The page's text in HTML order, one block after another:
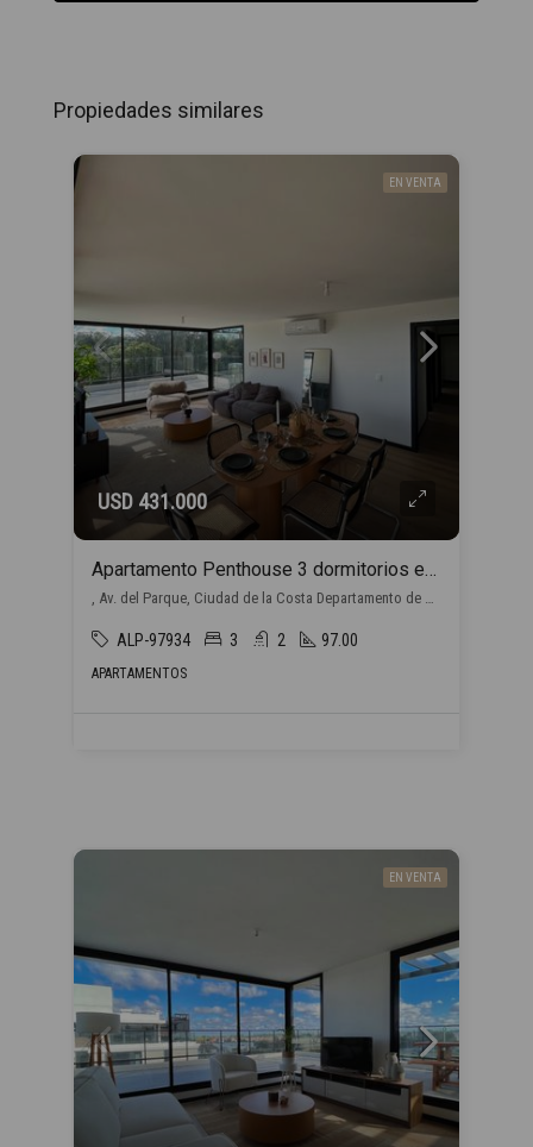
Propiedades similares
EN VENTA
USD 431.000
Apartamento Penthouse 3 dormitorios en venta en Barra de Carrasco
, Av. del Parque, Ciudad de la Costa Departamento de Canelones, Uruguay, Barra de Carrasco, Ciudad de la Costa
ALP-97934 3 2 97.00
APARTAMENTOS
EN VENTA